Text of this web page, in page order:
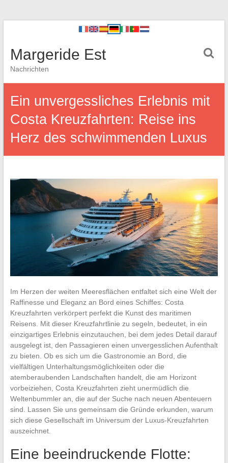
Margeride Est
Nachrichten
Ein unvergessliches Erlebnis mit
Costa Kreuzfahrten: Reise ins
Herz des schwimmenden Luxus
Im Herzen der weiten Meeresflächen entfaltet sich eine Welt der
Raffinesse und Eleganz an Bord eines Schiffes: Costa
Kreuzfahrten verkörpert perfekt die Kunst des maritimen
Reisens. Mit dieser Kreuzfahrtlinie zu segeln, bedeutet, in ein
einzigartiges Erlebnis einzutauchen, bei dem jedes Detail darauf
ausgelegt ist, den Passagieren einen unvergesslichen Aufenthalt
zu bieten. Ob es sich um die Gastronomie an Bord, die
vielfältigen Unterhaltungsmöglichkeiten oder die
atemberaubenden Landschaften handelt, die am Horizont
vorbeiziehen, Costa Kreuzfahrten zieht unermüdlich die
Weltenbummler an, die auf der Suche nach neuen Abenteuern
sind. Lassen Sie uns gemeinsam die Gründe erkunden, warum
sich diese Gesellschaft im Universum der Luxus-Kreuzfahrten
auszeichnet.
Eine beeindruckende Flotte: